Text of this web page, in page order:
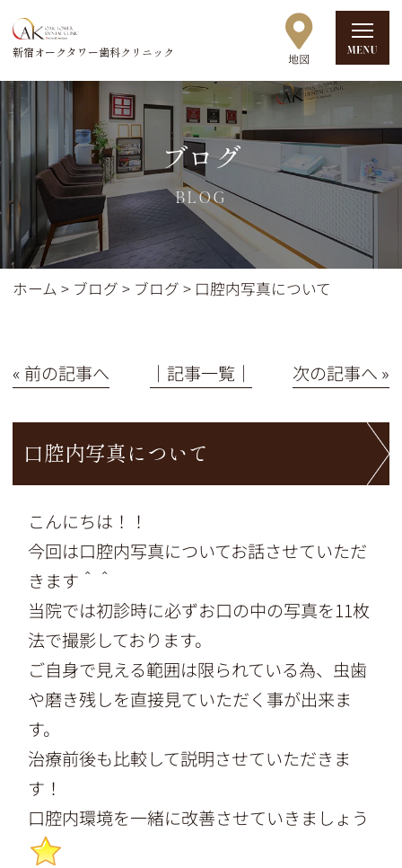
新宿オークタワー歯科クリニック
ブログ
BLOG
ホーム > ブログ > ブログ > 口腔内写真について
« 前の記事へ │記事一覧│ 次の記事へ »
口腔内写真について
こんにちは！！
今回は口腔内写真についてお話させていただ
きます＾＾
当院では初診時に必ずお口の中の写真を11枚
法で撮影しております。
ご自身で見える範囲は限られている為、 虫歯
や磨き残しを直接見ていただく事が出来ま
す。
治療前後も比較して説明させていただきま
す！
口腔内環境を一緒に改善させていきましょう